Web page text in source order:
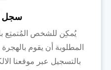
سجل
يُمكِن للشخص المُتمتِع
المطلوبة أن يقوم بالهجرة
بالتسجيل عبر موقعنا